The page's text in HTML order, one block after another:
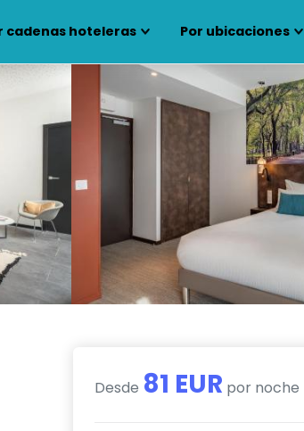
cadenas hoteleras Por ubicaciones
Desde 81 EUR por noche